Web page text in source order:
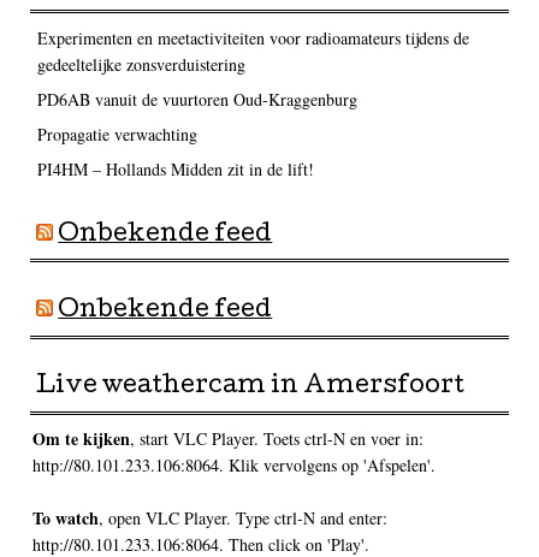
Experimenten en meetactiviteiten voor radioamateurs tijdens de
gedeeltelijke zonsverduistering
PD6AB vanuit de vuurtoren Oud-Kraggenburg
Propagatie verwachting
PI4HM – Hollands Midden zit in de lift!
Onbekende feed
Onbekende feed
Live weathercam in Amersfoort
Om te kijken, start VLC Player. Toets ctrl-N en voer in:
http://80.101.233.106:8064. Klik vervolgens op 'Afspelen'.
To watch, open VLC Player. Type ctrl-N and enter:
http://80.101.233.106:8064. Then click on 'Play'.